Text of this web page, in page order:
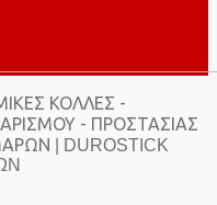
ΚΌΛΛΕΣ -
- ΠΡΟΣΤΑΣΊΑΣ
| DUROSTICK